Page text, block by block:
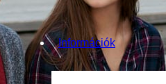
Információk